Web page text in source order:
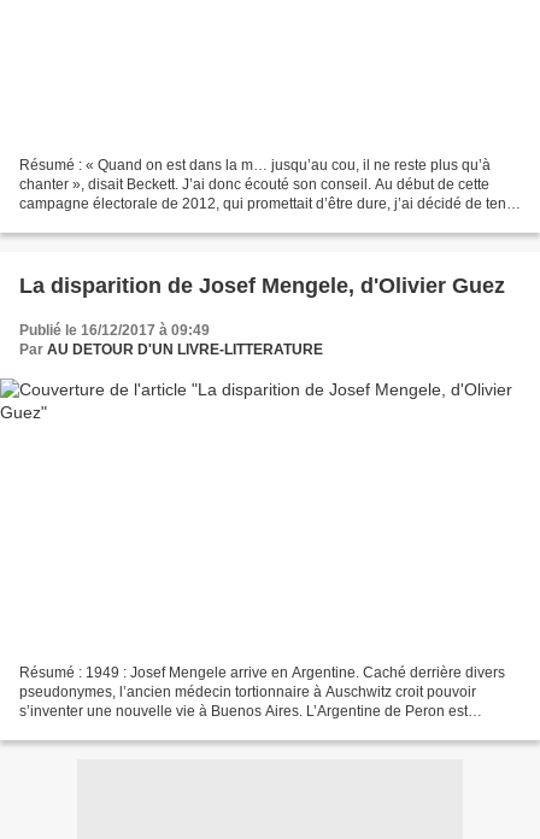
Résumé : « Quand on est dans la m… jusqu’au cou, il ne reste plus qu’à
chanter », disait Beckett. J’ai donc écouté son conseil. Au début de cette
campagne électorale de 2012, qui promettait d’être dure, j’ai décidé de tenir
La disparition de Josef Mengele, d'Olivier Guez
Publié le 16/12/2017 à 09:49
Par AU DETOUR D'UN LIVRE-LITTERATURE
Résumé : 1949 : Josef Mengele arrive en Argentine. Caché derrière divers
pseudonymes, l’ancien médecin tortionnaire à Auschwitz croit pouvoir
s’inventer une nouvelle vie à Buenos Aires. L’Argentine de Peron est